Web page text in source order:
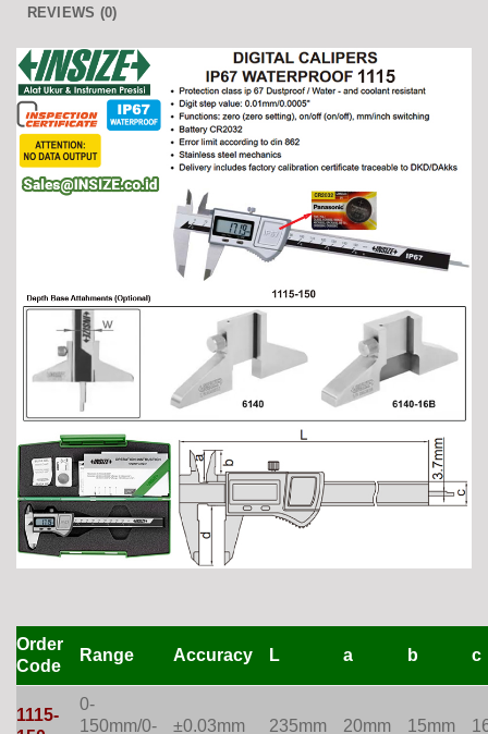
REVIEWS (0)
Order
Code
Range Accuracy L a b c
1115-
0-
150mm/0-
±0.03mm 235mm 20mm 15mm